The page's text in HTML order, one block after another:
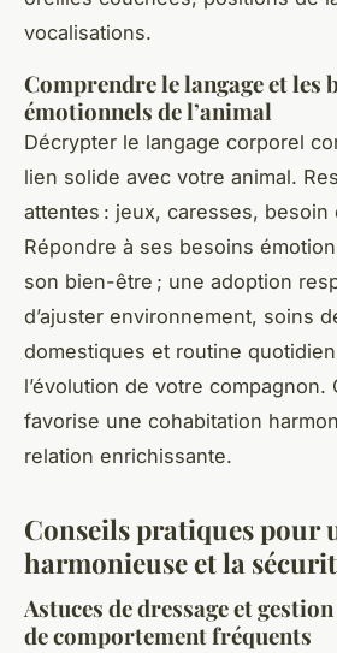
vocalisations.
Comprendre le langage et les
émotionnels de l’animal
Décrypter le langage corporel
lien solide avec votre animal.
attentes : jeux, caresses, besoin
Répondre à ses besoins
son bien-être ; une adoption
d’ajuster environnement, soins
domestiques et routine
l’évolution de votre compagnon.
favorise une cohabitation
relation enrichissante.
Conseils pratiques pour
harmonieuse et la
Astuces de dressage et
de comportement fréquents